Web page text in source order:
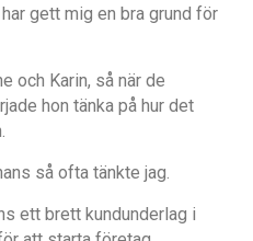
gett mig en bra grund för
och Karin, så när de
hon tänka på hur det
så ofta tänkte jag.
ett brett kundunderlag i